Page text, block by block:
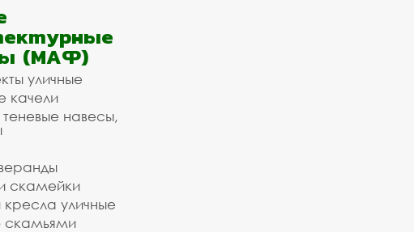
(МАФ)
уличные
качели
навесы,
скамейки
уличные
скамьями